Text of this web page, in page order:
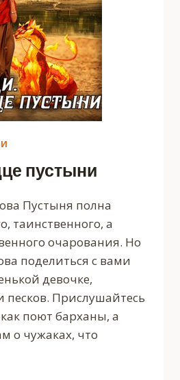
пустыни
Пустыня полна
таинственного, а
очарования. Но
поделиться с вами
девочке,
Прислушайтесь
поют барханы, а
о чужаках, что